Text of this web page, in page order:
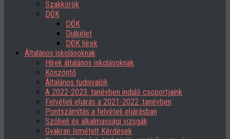
Szakkörök
DÖK
DÖK
Diákélet
DÖK hírek
Általános iskolásoknak
Hírek általános iskolásoknak
Köszöntő
Általános tudnivalók
A 2022-2023. tanévben induló csoportjaink
Felvételi eljárás a 2021-2022. tanévben
Pontszámítás a felvételi eljárásban
Szóbeli és alkalmassági vizsgák
Gyakran Ismételt Kérdések